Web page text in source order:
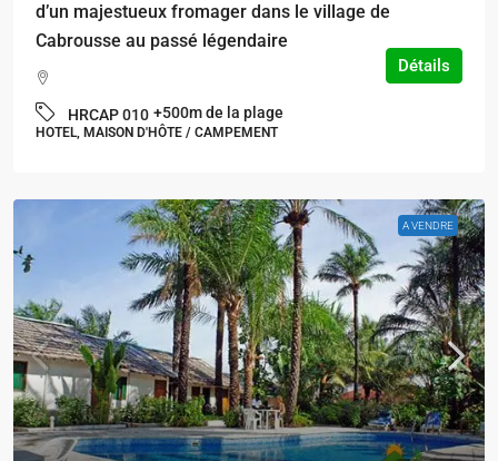
d’un majestueux fromager dans le village de
Cabrousse au passé légendaire
HRCAP 010 +500m de la plage
HOTEL, MAISON D'HÔTE / CAMPEMENT
Détails
A VENDRE